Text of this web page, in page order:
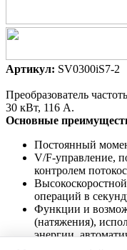
Артикул: SV0300iS7-2
Преобразователь
30 кВт, 116 А.
Основные
Постоянный
V/F-управление,
контролем
операций в
Функции и
(натяжения),
энергии,